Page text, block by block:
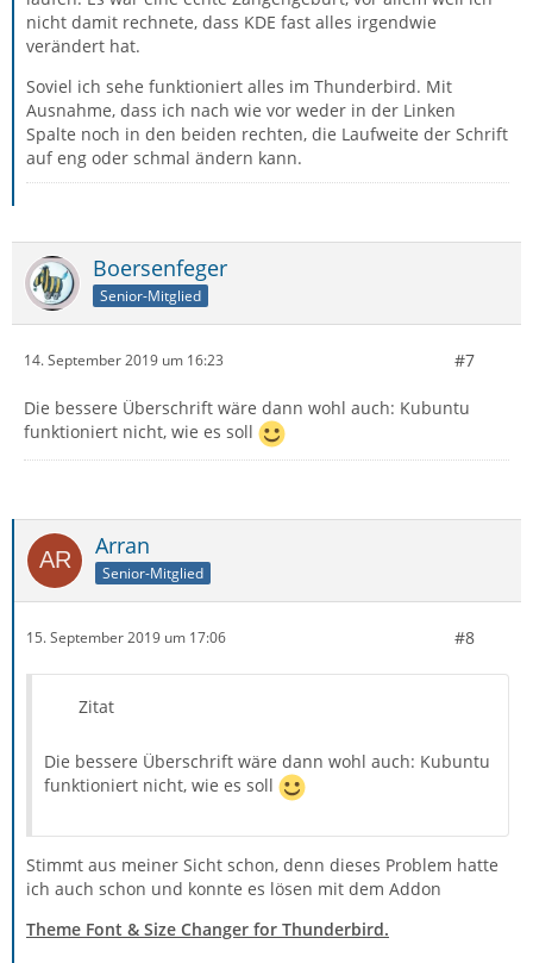
nicht damit rechnete, dass KDE fast alles irgendwie
verändert hat.
Soviel ich sehe funktioniert alles im Thunderbird. Mit
Ausnahme, dass ich nach wie vor weder in der Linken
Spalte noch in den beiden rechten, die Laufweite der Schrift
auf eng oder schmal ändern kann.
Boersenfeger
Senior-Mitglied
14. September 2019 um 16:23 #7
Die bessere Überschrift wäre dann wohl auch: Kubuntu
funktioniert nicht, wie es soll
Arran
Senior-Mitglied
15. September 2019 um 17:06 #8
Zitat
Die bessere Überschrift wäre dann wohl auch: Kubuntu
funktioniert nicht, wie es soll
Stimmt aus meiner Sicht schon, denn dieses Problem hatte
ich auch schon und konnte es lösen mit dem Addon
Theme Font & Size Changer for Thunderbird.